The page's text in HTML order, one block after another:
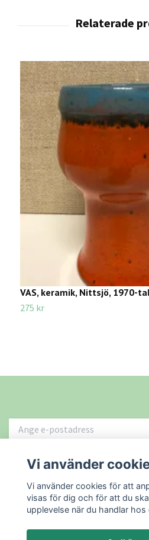
VAS, keramik, Nittsjö, 1970-
275 kr
Läs mer
Vi använder
Vi använder cookies för att
visas för dig och för att du
upplevelse när du handlar hos